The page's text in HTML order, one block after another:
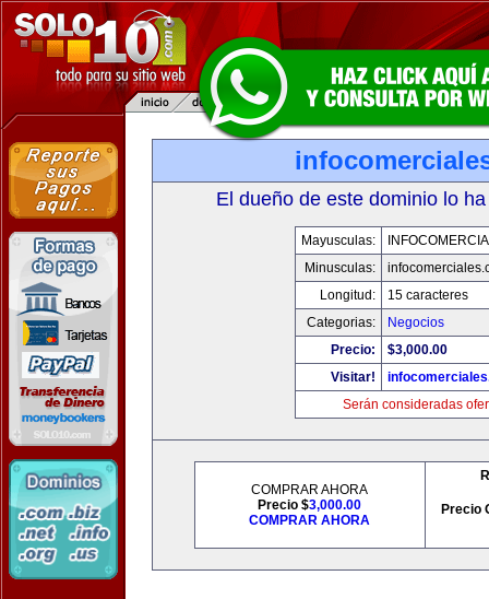
El dueño de este dominio lo
Mayusculas:
Minusculas:
Longitud:
15 caracteres
Categorias:
Negocios
Precio:
$3,000.00
Visitar!
Serán consideradas
COMPRAR AHORA
Precio $3,000.00
COMPRAR AHORA
Precio